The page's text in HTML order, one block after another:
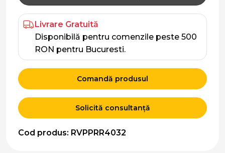
Livrare Gratuită
Disponibilă pentru comenzile peste 500
RON pentru Bucuresti.
Comandă produsul
Solicită consultanță
Cod produs: RVPPRR4032